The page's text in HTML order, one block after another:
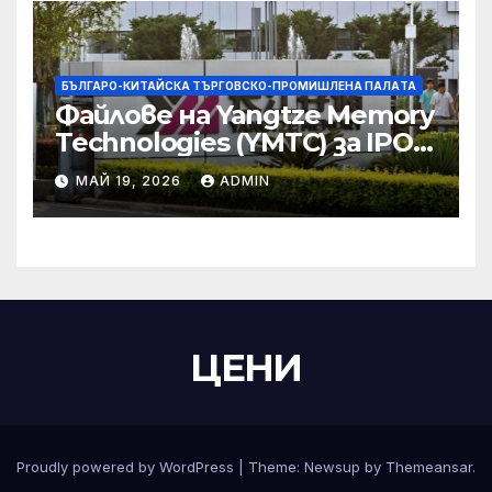
БЪЛГАРО-КИТАЙСКА ТЪРГОВСКО-ПРОМИШЛЕНА ПАЛAТА
Файлове на Yangtze Memory
Technologies (YMTC) за IPO
на STAR Market
МАЙ 19, 2026 ADMIN
ЦЕНИ
Proudly powered by WordPress Theme: Newsup by Themeansar.